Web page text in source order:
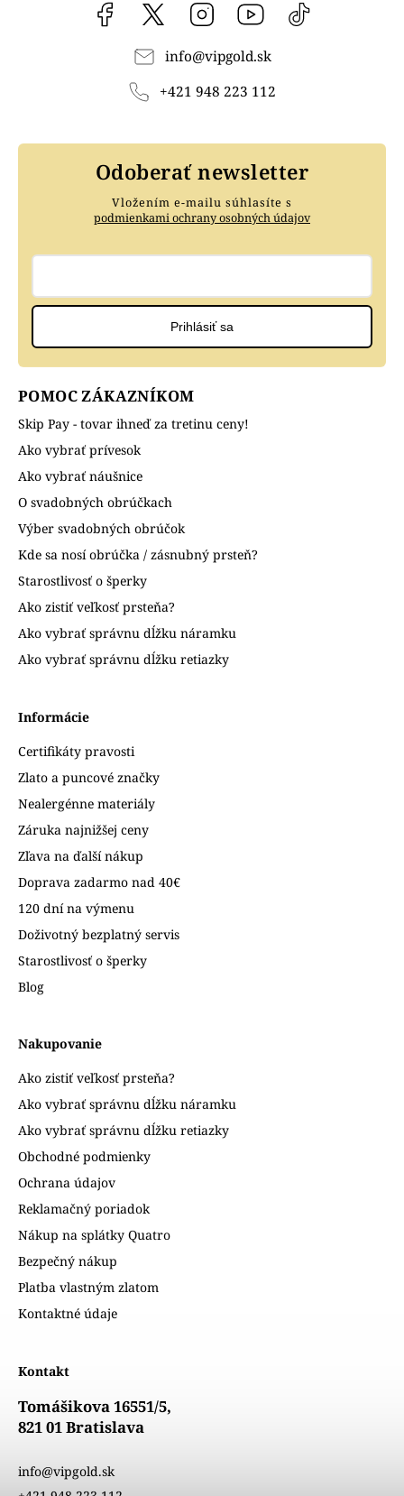
Facebook vipgoldsk Instagram YouTube
info@vipgold.sk
+421 948 223 112
POMOC ZÁKAZNÍKOM
Skip Pay - tovar ihneď za tretinu ceny!
Ako vybrať prívesok
Ako vybrať náušnice
O svadobných obrúčkach
Výber svadobných obrúčok
Kde sa nosí obrúčka / zásnubný prsteň?
Starostlivosť o šperky
Ako zistiť veľkosť prsteňa?
Ako vybrať správnu dĺžku náramku
Ako vybrať správnu dĺžku retiazky
Informácie
Certifikáty pravosti
Zlato a puncové značky
Nealergénne materiály
Záruka najnižšej ceny
Zľava na ďalší nákup
Doprava zadarmo nad 40€
120 dní na výmenu
Doživotný bezplatný servis
Starostlivosť o šperky
Blog
Nakupovanie
Ako zistiť veľkosť prsteňa?
Ako vybrať správnu dĺžku náramku
Ako vybrať správnu dĺžku retiazky
Obchodné podmienky
Ochrana údajov
Reklamačný poriadok
Nákup na splátky Quatro
Bezpečný nákup
Platba vlastným zlatom
Kontaktné údaje
Kontakt
Tomášikova 16551/5,
821 01 Bratislava
info@vipgold.sk
Odoberať newsletter
Vložením e-mailu súhlasíte s
podmienkami ochrany osobných údajov
Prihlásiť sa